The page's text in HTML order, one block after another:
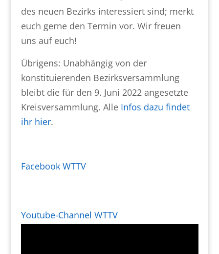
des neuen Bezirks interessiert sind; merkt
euch gerne den Termin vor. Wir freuen
uns auf euch!
Übrigens: Unabhängig von der
konstituierenden Bezirksversammlung
bleibt die für den 9. Juni 2022 angesetzte
Kreisversammlung. Alle Infos dazu findet
ihr hier.
Facebook WTTV
Youtube-Channel WTTV